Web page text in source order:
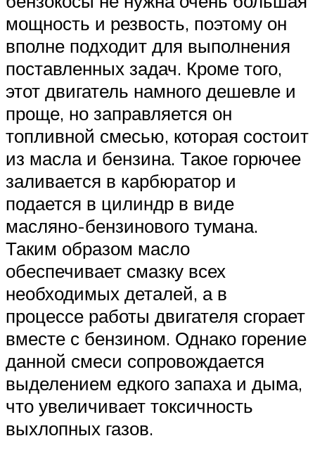
мощность и резвость, поэтому он
вполне подходит для выполнения
поставленных задач. Кроме того,
этот двигатель намного дешевле и
проще, но заправляется он
топливной смесью, которая состоит
из масла и бензина. Такое горючее
заливается в карбюратор и
подается в цилиндр в виде
масляно-бензинового тумана.
Таким образом масло
обеспечивает смазку всех
необходимых деталей, а в
процессе работы двигателя сгорает
вместе с бензином. Однако горение
данной смеси сопровождается
выделением едкого запаха и дыма,
что увеличивает токсичность
выхлопных газов.